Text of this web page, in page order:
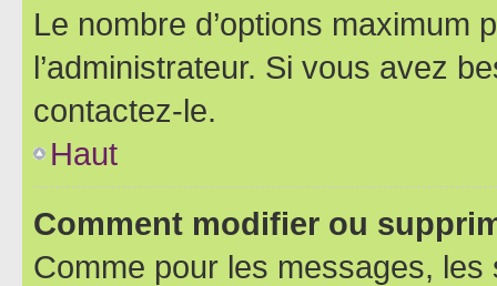
Le nombre d’options maximum
l’administrateur. Si vous avez
contactez-le.
Haut
Comment modifier ou
Comme pour les messages,